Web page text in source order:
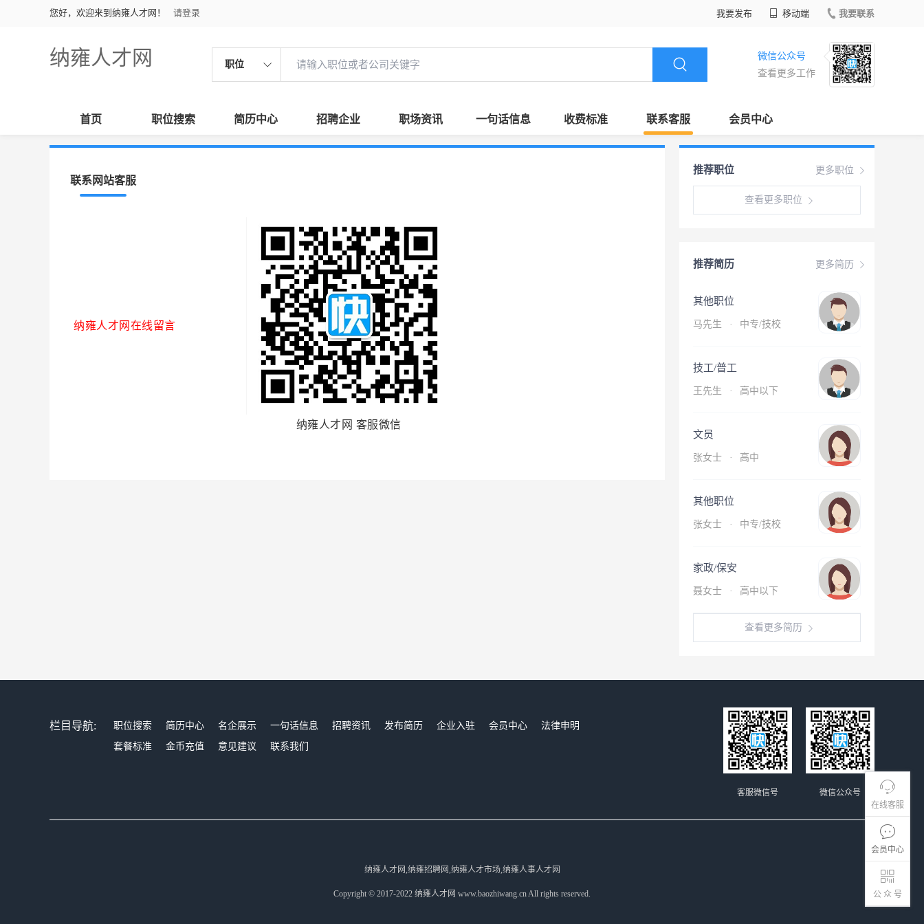
您好，欢迎来到纳雍人才网！ 请登录 我要发布 移动端 我要联系
纳雍人才网 职位
微信公众号
查看更多工作
首页 职位搜索 简历中心 招聘企业 职场资讯 一句话信息 收费标准 联系客服 会员中心
在线客服
会员中心
公 众 号
联系网站客服
纳雍人才网在线留言
纳雍人才网 客服微信
更多职位
推荐职位
查看更多职位
更多简历
推荐简历
其他职位
马先生 · 中专/技校
技工/普工
王先生 · 高中以下
文员
张女士 · 高中
其他职位
张女士 · 中专/技校
家政/保安
聂女士 · 高中以下
查看更多简历
栏目导航: 职位搜索 简历中心 名企展示 一句话信息 招聘资讯 发布简历 企业入驻 会员中心
法律申明
套餐标准
金币充值 意见建议 联系我们
微信公众号
客服微信号
纳雍人才网,纳雍招聘网,纳雍人才市场,纳雍人事人才网
Copyright © 2017-2022 纳雍人才网 www.baozhiwang.cn All rights reserved.